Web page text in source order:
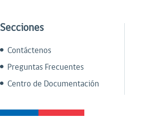
Secciones
Contáctenos
Preguntas Frecuentes
Centro de Documentación